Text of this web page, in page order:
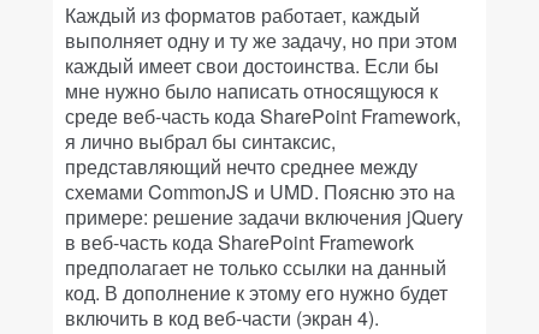
Каждый из форматов работает, каждый
выполняет одну и ту же задачу, но при этом
каждый имеет свои достоинства. Если бы
мне нужно было написать относящуюся к
среде веб-часть кода SharePoint Framework,
я лично выбрал бы синтаксис,
представляющий нечто среднее между
схемами CommonJS и UMD. Поясню это на
примере: решение задачи включения jQuery
в веб-часть кода SharePoint Framework
предполагает не только ссылки на данный
код. В дополнение к этому его нужно будет
включить в код веб-части (экран 4).